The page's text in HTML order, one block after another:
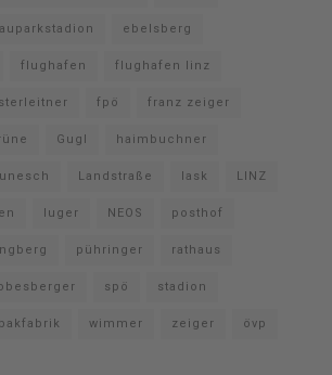
ebelsberg
flughafen flughafen linz
fpö franz zeiger
Gugl haimbuchner
Landstraße lask LINZ
luger NEOS posthof
pühringer rathaus
spö stadion
wimmer zeiger övp